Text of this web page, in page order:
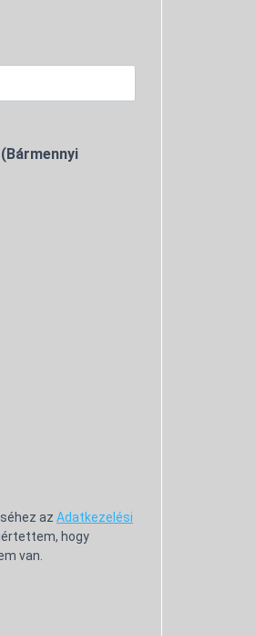
az Adatkezelési
hogy
van.